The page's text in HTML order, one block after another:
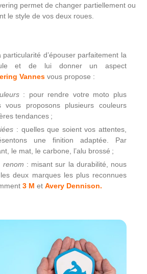
permet de changer partiellement ou
le style de vos deux roues.
d’épouser parfaitement la
et de lui donner un aspect
Vannes vous propose :
: pour rendre votre moto plus
vous proposons plusieurs couleurs
tendances ;
ées : quelles que soient vos attentes,
une finition adaptée. Par
le mat, le carbone, l’alu brossé ;
renom : misant sur la durabilité, nous
deux marques les plus reconnues
3 M et Avery Dennison.